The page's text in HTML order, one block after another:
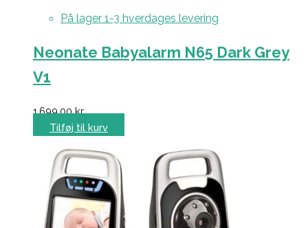
På lager 1-3 hverdages levering
Neonate Babyalarm N65 Dark Grey
V1
1.699,00kr.
Tilføj til kurv